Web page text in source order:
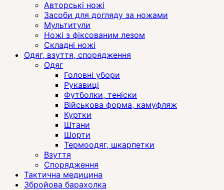
Авторські ножі
Засоби для догляду за ножами
Мультитули
Ножі з фіксованим лезом
Складні ножі
Одяг, взуття, спорядження
Одяг
Головні убори
Рукавиці
Футболки, теніски
Військова форма, камуфляж
Куртки
Штани
Шорти
Термоодяг, шкарпетки
Взуття
Спорядження
Тактична медицина
Збройова барахолка